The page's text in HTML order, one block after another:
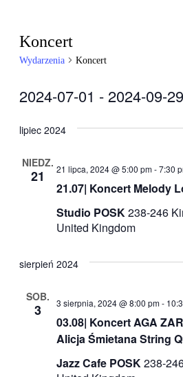
Koncert
Wydarzenia Koncert
2024-07-01 - 2024-09-29
datę.
lipiec 2024
NIEDZ.
21
21.07| Koncert Melody
21 lipca, 2024 @ 5:00 pm-7:30
Studio POSK238-246
United Kingdom
sierpień 2024
SOB.
3
03.08| Koncert AGA
Alicja Śmietana String
3 sierpnia, 2024 @ 8:00 pm-
Jazz Cafe POSK238-